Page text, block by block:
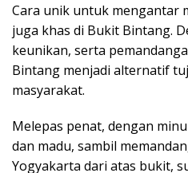
Cara unik untuk mengantar
juga khas di Bukit Bintang.
keunikan, serta
Bintang menjadi alternatif
masyarakat.
Melepas penat, dengan
dan madu, sambil
Yogyakarta dari atas bukit,